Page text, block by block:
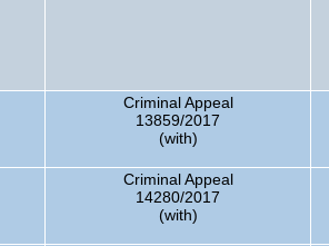
Criminal Appeal
13859/2017
(with)
Criminal Appeal
14280/2017
(with)